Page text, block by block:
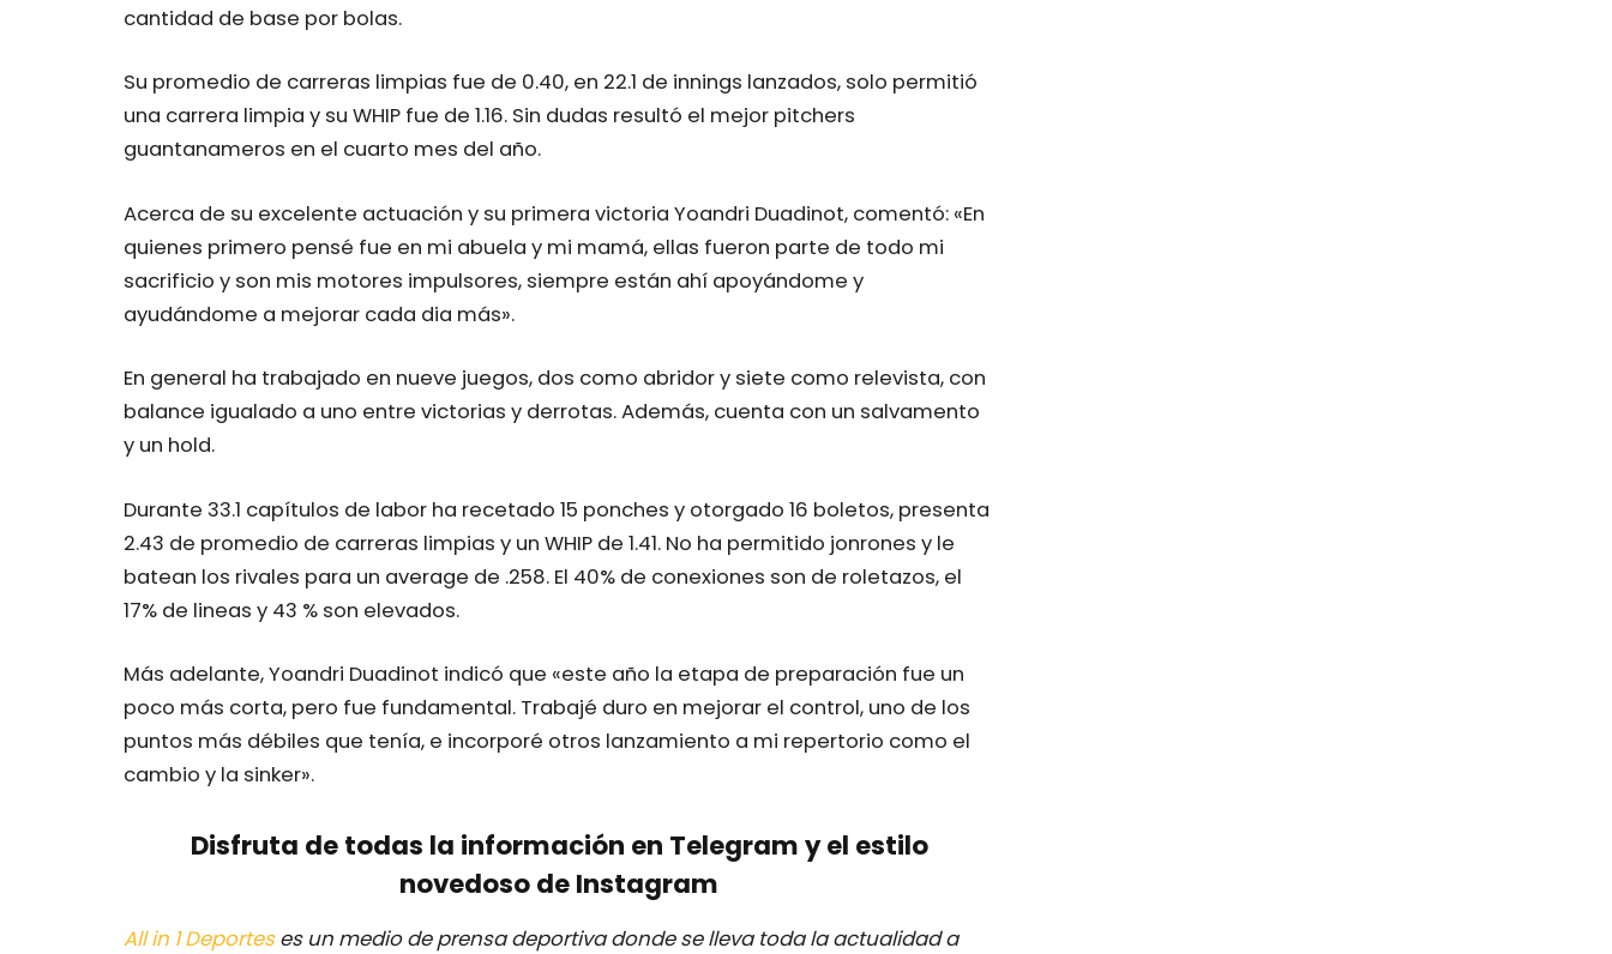
cantidad de base por bolas.
Su promedio de carreras limpias fue de 0.40, en 22.1 de innings lanzados, solo permitió
una carrera limpia y su WHIP fue de 1.16. Sin dudas resultó el mejor pitchers
guantanameros en el cuarto mes del año.
Acerca de su excelente actuación y su primera victoria Yoandri Duadinot, comentó: «En
quienes primero pensé fue en mi abuela y mi mamá, ellas fueron parte de todo mi
sacrificio y son mis motores impulsores, siempre están ahí apoyándome y
ayudándome a mejorar cada dia más».
En general ha trabajado en nueve juegos, dos como abridor y siete como relevista, con
balance igualado a uno entre victorias y derrotas. Además, cuenta con un salvamento
y un hold.
Durante 33.1 capítulos de labor ha recetado 15 ponches y otorgado 16 boletos, presenta
2.43 de promedio de carreras limpias y un WHIP de 1.41. No ha permitido jonrones y le
batean los rivales para un average de .258. El 40% de conexiones son de roletazos, el
17% de lineas y 43 % son elevados.
Más adelante, Yoandri Duadinot indicó que «este año la etapa de preparación fue un
poco más corta, pero fue fundamental. Trabajé duro en mejorar el control, uno de los
puntos más débiles que tenía, e incorporé otros lanzamiento a mi repertorio como el
cambio y la sinker».
Disfruta de todas la información en Telegram y el estilo
novedoso de Instagram
All in 1 Deporteses un medio de prensa deportiva donde se lleva toda la actualidad a